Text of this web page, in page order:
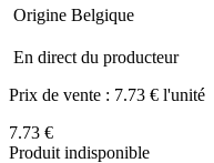
Origine Belgique
En direct du producteur
Prix de vente : 7.73 € l'unité
7.73 €
Produit indisponible